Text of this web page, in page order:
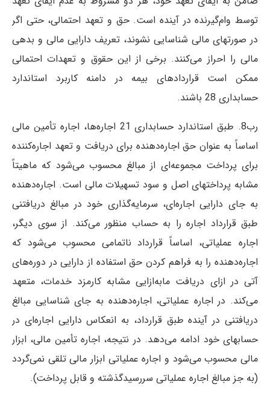
توسط وام‌گیرنده در آینده است. حق و تعهد احتمالی، حتی اگر
در صورتهای مالی شناسایی نشوند، تعریف دارایی مالی و بدهی
مالی را احراز می‌كنند. برخی از این حقوق و تعهدات احتمالی
ممكن است قرار‌داد‌های بیمه در دامنه كاربرد استاندارد
حسابداری 28 باشند.
رب8. طبق استاندارد حسابداری 21 اجاره‌ها، اجاره تأمین مالی
اساساً به عنوان حق اجاره‌دهنده برای دریافت و تعهد اجاره‌كننده
برای پرداخت مجموعه‌ای از مبالغ محسوب می‌شود كه ماهیتاً
مشابه پرداختهای اصل و سود تسهیلات مالی است. اجاره‌دهنده
به جای دارایی اجاره‌ای، سرمایه‌گذاری خود در مبالغ دریافتنی
طبق قرار‌داد اجاره را به حساب منظور می‌كند. از سوی دیگر،
اجاره عملیاتی، اساساً قرار‌داد ناتمامی محسوب می‌شود كه
اجاره‌دهنده را به فراهم کردن حق استفاده از دارایی در دوره‌‌های
آتی در ازای دریافت مابه‌ازایی مشابه کارمزد خدمات، متعهد
می‌كند. در اجاره عملیاتی، اجاره‌دهنده به جای شناسایی مبالغ
دریافتنی در آینده طبق قرار‌داد، به انعکاس دارایی اجاره‌ای در
حسابهای خود ادامه می‌دهد. در نتیجه، اجاره تأمین مالی، ابزار
مالی محسوب می‌شود و اجاره عملیاتی ابزار مالی تلقی نمی‌گردد
(به جز مبالغ اجاره عملیاتی سررسیدگذشته و قابل پرداخت).